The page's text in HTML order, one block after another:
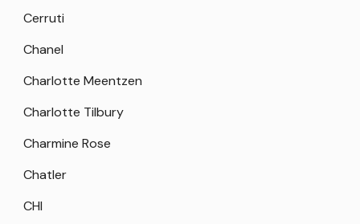
Cerruti
Chanel
Charlotte Meentzen
Charlotte Tilbury
Charmine Rose
Chatler
CHI